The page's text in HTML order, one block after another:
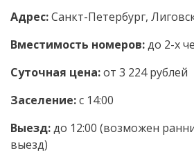
Адрес:Санкт-Петербург,
Вместимость номеров:до 2-х
Суточная цена:от 3 224 рублей
Заселение:с 14:00
Выезд:до 12:00 (возможен
выезд)